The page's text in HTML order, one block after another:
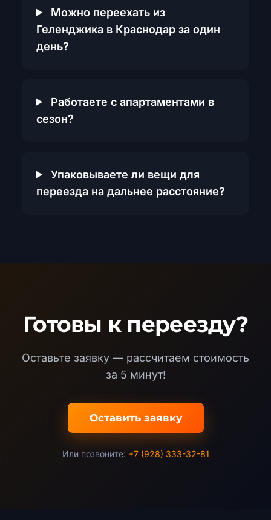
Можно переехать из
Геленджика в Краснодар за один
день?
Работаете с апартаментами в
сезон?
Упаковываете ли вещи для
переезда на дальнее расстояние?
Готовы к переезду?
Оставьте заявку — рассчитаем стоимость
за 5 минут!
Оставить заявку
Или позвоните: +7 (928) 333-32-81